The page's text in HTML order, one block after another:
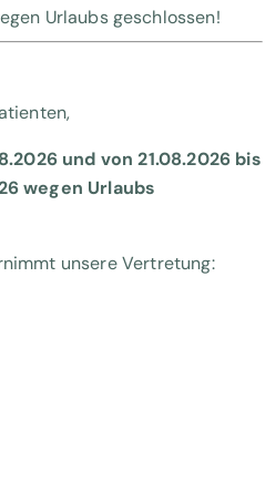
Urlaubs geschlossen!
und von21.08.2026 bis
wegen Urlaubs
unsere Vertretung: